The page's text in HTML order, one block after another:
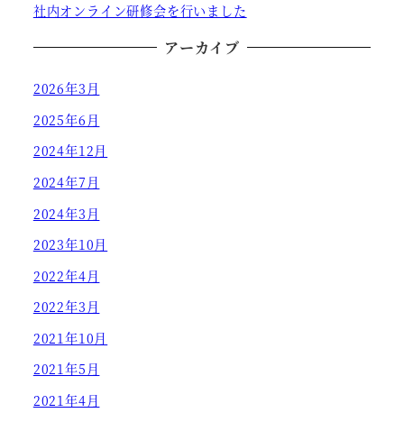
社内オンライン研修会を行いました
アーカイブ
2026年3月
2025年6月
2024年12月
2024年7月
2024年3月
2023年10月
2022年4月
2022年3月
2021年10月
2021年5月
2021年4月